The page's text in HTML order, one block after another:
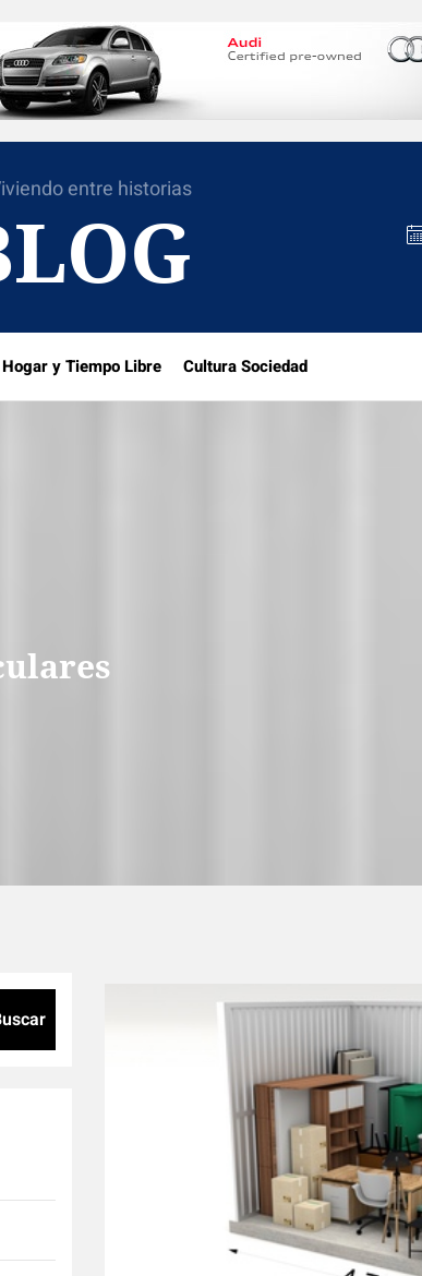
entre historias
Hogar y Tiempo Libre Cultura Sociedad